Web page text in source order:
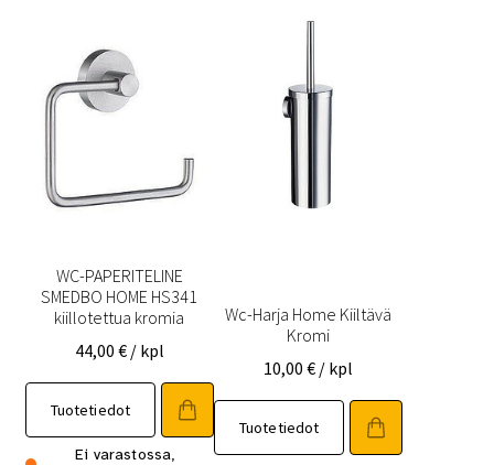
WC-PAPERITELINE
SMEDBO HOME HS341
kiillotettua kromia
44,00 € / kpl
Tuotetiedot
Ei varastossa,
Wc-Harja Home Kiiltävä
Kromi
10,00€ / kpl
Tuotetiedot